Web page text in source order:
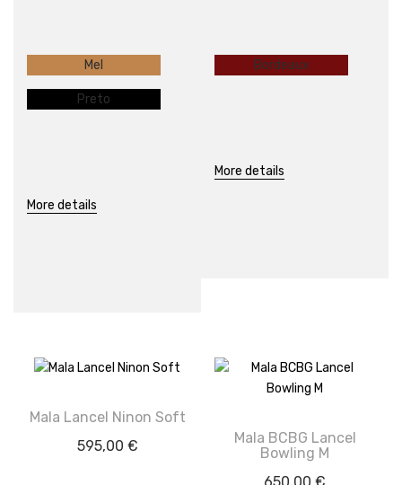
Mel
Preto
More details
Bordeaux
More details
Mala Lancel Ninon Soft
595,00 €
Mala BCBG Lancel
Bowling M